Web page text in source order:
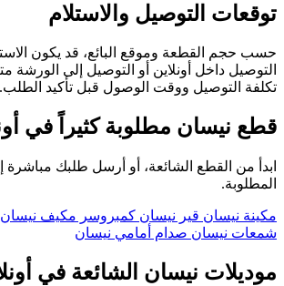
توقعات التوصيل والاستلام
حسب حجم القطعة وموقع البائع، قد يكون
التوصيل داخل أونلاين أو التوصيل إلى الورشة
تكلفة التوصيل ووقت الوصول قبل تأكيد الطلب.
قطع نيسان مطلوبة كثيراً في
ابدأ من القطع الشائعة، أو أرسل طلبك مباشرة
المطلوبة.
مكينة نيسان قير نيسان كمبروسر مكيف نيسان
شمعات نيسان صدام أمامي نيسان
موديلات نيسان الشائعة في